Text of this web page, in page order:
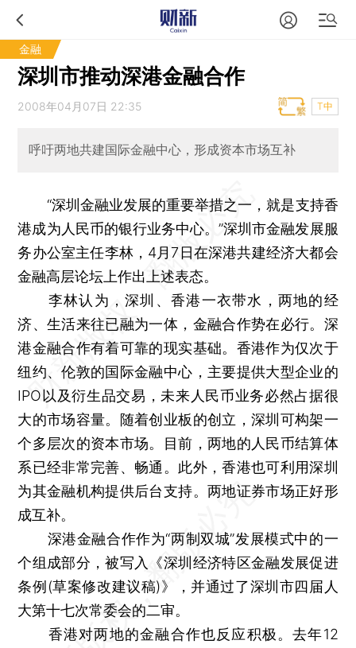
金融
深圳市推动深港金融合作
2008年04月07日 22:35 T中
呼吁两地共建国际金融中心，形成资本市场互补
“深圳金融业发展的重要举措之一，就是支持香
港成为人民币的银行业务中心。”深圳市金融发展服
务办公室主任李林，4月7日在深港共建经济大都会
金融高层论坛上作出上述表态。
李林认为，深圳、香港一衣带水，两地的经
济、生活来往已融为一体，金融合作势在必行。深
港金融合作有着可靠的现实基础。香港作为仅次于
纽约、伦敦的国际金融中心，主要提供大型企业的
IPO以及衍生品交易，未来人民币业务必然占据很
大的市场容量。随着创业板的创立，深圳可构架一
个多层次的资本市场。目前，两地的人民币结算体
系已经非常完善、畅通。此外，香港也可利用深圳
为其金融机构提供后台支持。两地证券市场正好形
成互补。
深港金融合作作为“两制双城”发展模式中的一
个组成部分，被写入《深圳经济特区金融发展促进
条例(草案修改建议稿)》，并通过了深圳市四届人
大第十七次常委会的二审。
香港对两地的金融合作也反应积极。去年12